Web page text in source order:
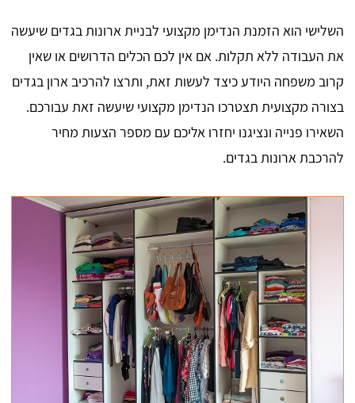
השלישי הוא הזמנת הנדימן מקצועי לבניית ארונות בגדים שיעשה
את העבודה ללא תקלות. אם אין לכם הכלים הדרושים או שאין
קרוב משפחה היודע כיצד לעשות זאת, ותרצו להרכיב ארון בגדים
בצורה מקצועית תצטרכו הנדימן מקצועי שיעשה זאת עבורכם.
השאירו פנייה ונציגנו יחזרו אליכם עם מספר הצעות מחיר
להרכבת ארונות בגדים.